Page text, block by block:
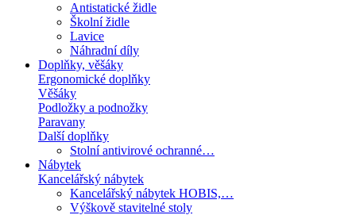
Antistatické židle
Školní židle
Lavice
Náhradní díly
Doplňky, věšáky
Ergonomické doplňky
Věšáky
Podložky a podnožky
Paravany
Další doplňky
Stolní antivirové ochranné…
Nábytek
Kancelářský nábytek
Kancelářský nábytek HOBIS,…
Výškově stavitelné stoly